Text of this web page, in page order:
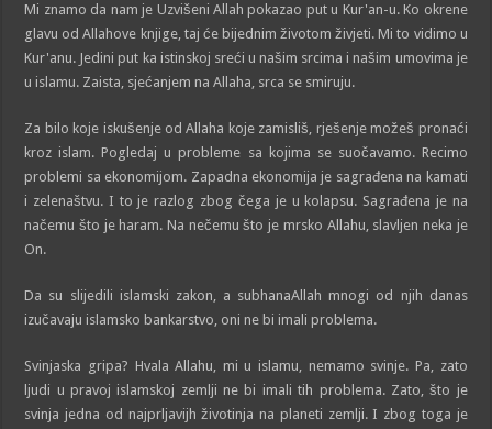
Mi znamo da nam je Uzvišeni Allah pokazao put u Kur'an-u. Ko okrene
glavu od Allahove knjige, taj će bijednim životom živjeti. Mi to vidimo u
Kur'anu. Jedini put ka istinskoj sreći u našim srcima i našim umovima je
u islamu. Zaista, sjećanjem na Allaha, srca se smiruju.
Za bilo koje iskušenje od Allaha koje zamisliš, rješenje možeš pronaći
kroz islam. Pogledaj u probleme sa kojima se suočavamo. Recimo
problemi sa ekonomijom. Zapadna ekonomija je sagrađena na kamati
i zelenaštvu. I to je razlog zbog čega je u kolapsu. Sagrađena je na
načemu što je haram. Na nečemu što je mrsko Allahu, slavljen neka je
On.
Da su slijedili islamski zakon, a subhanaAllah mnogi od njih danas
izučavaju islamsko bankarstvo, oni ne bi imali problema.
Svinjaska gripa? Hvala Allahu, mi u islamu, nemamo svinje. Pa, zato
ljudi u pravoj islamskoj zemlji ne bi imali tih problema. Zato, što je
svinja jedna od najprljavijh životinja na planeti zemlji. I zbog toga je